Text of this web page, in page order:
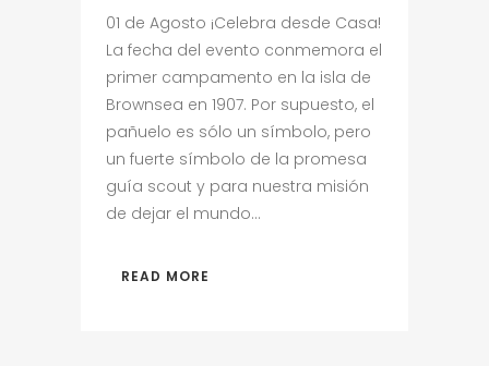
01 de Agosto ¡Celebra desde Casa!
La fecha del evento conmemora el
primer campamento en la isla de
Brownsea en 1907. Por supuesto, el
pañuelo es sólo un símbolo, pero
un fuerte símbolo de la promesa
guía scout y para nuestra misión
de dejar el mundo...
READ MORE